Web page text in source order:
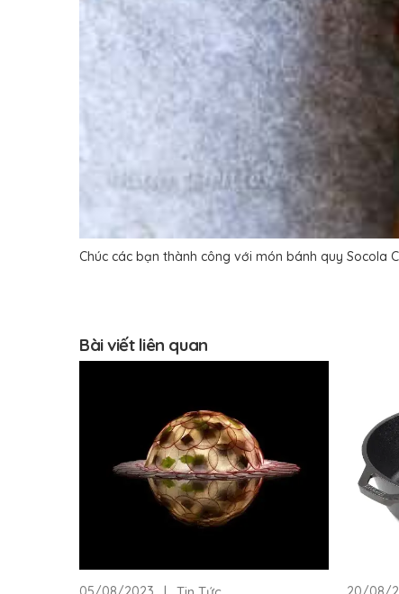
Chúc các bạn thành công với món bánh quy Socola
Bài viết liên quan